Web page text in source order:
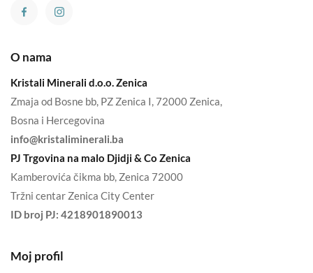
O nama
Kristali Minerali d.o.o. Zenica
Zmaja od Bosne bb, PZ Zenica I, 72000 Zenica,
Bosna i Hercegovina
info@kristaliminerali.ba
PJ Trgovina na malo Djidji & Co Zenica
Kamberovića čikma bb, Zenica 72000
Tržni centar Zenica City Center
ID broj PJ: 4218901890013
Moj profil